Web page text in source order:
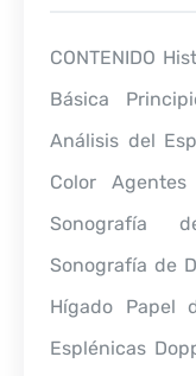
CONTENIDO
Básica
Análisis del
Color
Sonografía
Sonografía de
Hígado Papel
Esplénicas